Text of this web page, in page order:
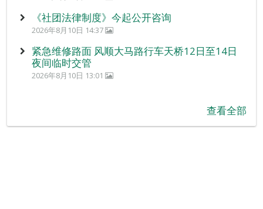
《社团法律制度》今起公开咨询
2026年8月10日 14:37
紧急维修路面 风顺大马路行车天桥12日至14日
夜间临时交管
2026年8月10日 13:01
查看全部